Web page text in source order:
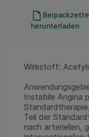
herunterladen
Wirkstoff:
Instabile Angina
Teil der
nach arteriellen,